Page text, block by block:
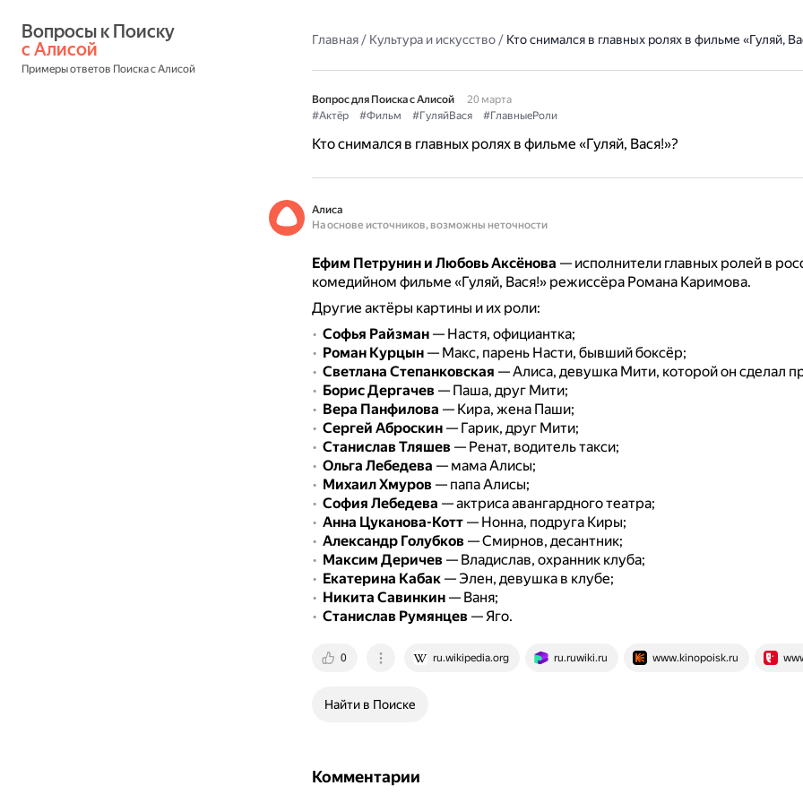
с Алисой
Примеры ответов Поиска с Алисой
Главная/ Культура и искусство/ Кто снимался в главных ролях в фильме «Гуляй,
Вопрос для Поиска с Алисой
20 марта
#Актёр
#Фильм #ГуляйВася #ГлавныеРоли
Кто снимался в главных ролях в фильме «Гуляй, Вася!»?
Алиса
На основе источников, возможны неточности
Ефим Петрунин и Любовь Аксёнова — исполнители главных ролей в
комедийном фильме «Гуляй, Вася!» режиссёра Романа Каримова.
Другие актёры картины и их роли:
Софья Райзман— Настя, официантка;
Роман Курцын— Макс, парень Насти, бывший боксёр;
Светлана Степанковская — Алиса, девушка Мити, которой он сделал
Борис Дергачев— Паша, друг Мити;
Вера Панфилова — Кира, жена Паши;
Сергей Аброскин— Гарик, друг Мити;
Станислав Тляшев— Ренат, водитель такси;
Ольга Лебедева — мама Алисы;
Михаил Хмуров— папа Алисы;
София Лебедева — актриса авангардного театра;
Анна Цуканова-Котт— Нонна, подруга Киры;
Александр Голубков— Смирнов, десантник;
Максим Деричев— Владислав, охранник клуба;
Екатерина Кабак— Элен, девушка в клубе;
Никита Савинкин— Ваня;
Станислав Румянцев— Яго.
0 ru.wikipedia.org ru.ruwiki.ru www.kinopoisk.ru
Найти в Поиске
Комментарии